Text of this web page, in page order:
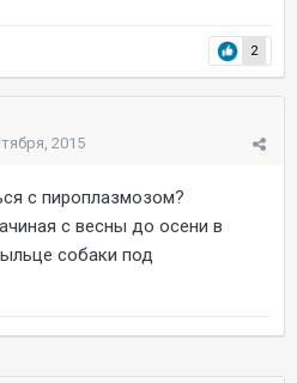
2
2015
с пироплазмозом?
с весны до осени в
собаки под